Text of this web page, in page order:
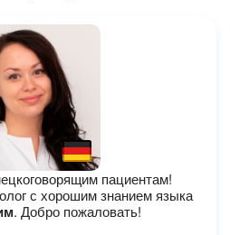
пациентам!
с хорошим знанием языка
. Добро пожаловать!